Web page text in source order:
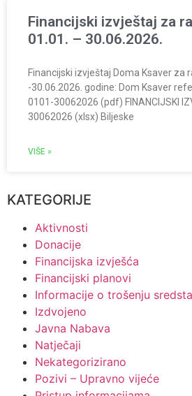
Financijski izvještaj za
01.01. – 30.06.2026.
Financijski izvještaj Doma Ksaver za
-30.06.2026. godine: Dom Ksaver
0101-30062026 (pdf) FINANCIJSKI
30062026 (xlsx) Biljeske
VIŠE »
KATEGORIJE
Aktivnosti
Donacije
Financijska izvješća
Financijski planovi
Informacije o trošenju
Izdvojeno
Javna Nabava
Natječaji
Nekategorizirano
Pozivi – Upravno vijeće